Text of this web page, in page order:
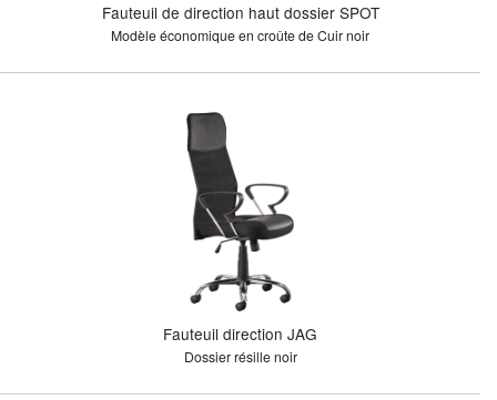
Fauteuil de direction haut dossier SPOT
Modèle économique en croûte de Cuir noir
Fauteuil direction JAG
Dossier résille noir